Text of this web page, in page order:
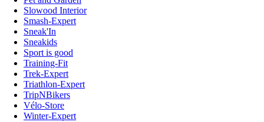
Slowood Interior
Smash-Expert
Sneak'In
Sneakids
Sport is good
Training-Fit
Trek-Expert
Triathlon-Expert
TripNBikers
Vélo-Store
Winter-Expert